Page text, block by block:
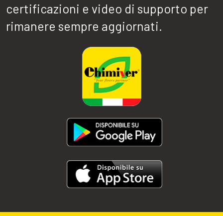
certificazioni e video di supporto per
rimanere sempre aggiornati.